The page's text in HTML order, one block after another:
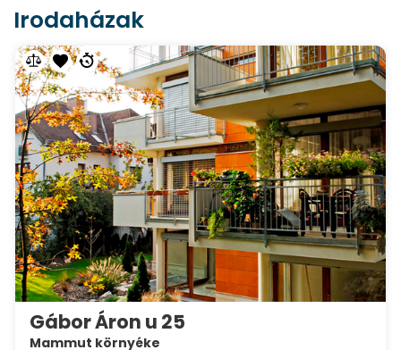
Irodaházak
Gábor Áron u 25
Mammut környéke